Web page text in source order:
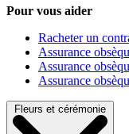
Pour vous aider
Racheter un
Assurance
Assurance
Assurance
Fleurs et cérémonie